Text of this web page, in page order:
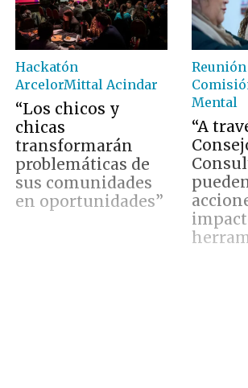
Hackatón
ArcelorMittal Acindar
“Los chicos y
chicas
transformarán
problemáticas de
sus comunidades
en oportunidades”
Reunión
Mental
“A